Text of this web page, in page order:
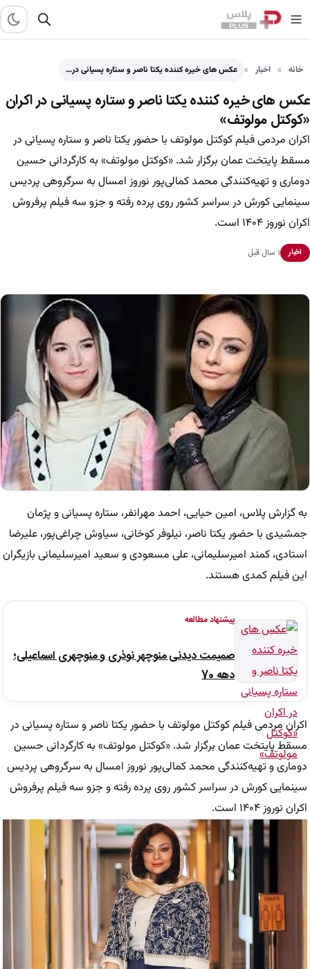
خانه اخبار عکس های خیره کننده یکتا ناصر و ستاره پسیانی در…
عکس های خیره کننده یکتا ناصر و ستاره پسیانی در اکران
«کوکتل مولوتف»
اکران مردمی فیلم کوکتل مولوتف با حضور یکتا ناصر و ستاره پسیانی در
مسقط پایتخت عمان برگزار شد. «کوکتل مولوتف» به کارگردانی حسین
دوماری و تهیه‌کنندگی محمد کمالی‌پور نوروز امسال به سرگروهی پردیس
سینمایی کورش در سراسر کشور روی پرده رفته و جزو سه فیلم پرفروش
اکران نوروز ۱۴۰۴ است.
اخبار ۱ سال قبل
به گزارش پلاس، امین حیایی، احمد مهرانفر، ستاره پسیانی و پژمان
جمشیدی با حضور یکتا ناصر، نیلوفر کوخانی، سیاوش چراغی‌پور، علیرضا
استادی، کمند امیرسلیمانی، علی مسعودی و سعید امیرسلیمانی بازیگران
این فیلم کمدی هستند.
پیشنهاد مطالعه
صمیمت دیدنی منوچهر نوذری و منوچهری اسماعیلی؛
دهه 70
اکران مردمی فیلم کوکتل مولوتف با حضور یکتا ناصر و ستاره پسیانی در
مسقط پایتخت عمان برگزار شد. «کوکتل مولوتف» به کارگردانی حسین
دوماری و تهیه‌کنندگی محمد کمالی‌پور نوروز امسال به سرگروهی پردیس
سینمایی کورش در سراسر کشور روی پرده رفته و جزو سه فیلم پرفروش
اکران نوروز ۱۴۰۴ است.